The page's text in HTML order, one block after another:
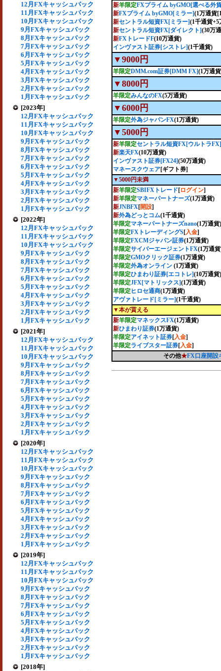
12月FXキャッシュバック
11月FXキャッシュバック
10月FXキャッシュバック
9月FXキャッシュバック
8月FXキャッシュバック
7月FXキャッシュバック
6月FXキャッシュバック
5月FXキャッシュバック
4月FXキャッシュバック
3月FXキャッシュバック
2月FXキャッシュバック
1月FXキャッシュバック
[2023年]
12月FXキャッシュバック
11月FXキャッシュバック
10月FXキャッシュバック
9月FXキャッシュバック
8月FXキャッシュバック
7月FXキャッシュバック
6月FXキャッシュバック
5月FXキャッシュバック
4月FXキャッシュバック
3月FXキャッシュバック
2月FXキャッシュバック
1月FXキャッシュバック
[2022年]
12月FXキャッシュバック
11月FXキャッシュバック
10月FXキャッシュバック
9月FXキャッシュバック
8月FXキャッシュバック
7月FXキャッシュバック
6月FXキャッシュバック
5月FXキャッシュバック
4月FXキャッシュバック
3月FXキャッシュバック
2月FXキャッシュバック
1月FXキャッシュバック
[2021年]
12月FXキャッシュバック
11月FXキャッシュバック
10月FXキャッシュバック
9月FXキャッシュバック
8月FXキャッシュバック
7月FXキャッシュバック
6月FXキャッシュバック
5月FXキャッシュバック
4月FXキャッシュバック
3月FXキャッシュバック
2月FXキャッシュバック
1月FXキャッシュバック
[2020年]
12月FXキャッシュバック
11月FXキャッシュバック
10月FXキャッシュバック
9月FXキャッシュバック
8月FXキャッシュバック
7月FXキャッシュバック
6月FXキャッシュバック
5月FXキャッシュバック
4月FXキャッシュバック
3月FXキャッシュバック
2月FXキャッシュバック
1月FXキャッシュバック
[2019年]
12月FXキャッシュバック
11月FXキャッシュバック
10月FXキャッシュバック
9月FXキャッシュバック
8月FXキャッシュバック
7月FXキャッシュバック
6月FXキャッシュバック
5月FXキャッシュバック
4月FXキャッシュバック
3月FXキャッシュバック
2月FXキャッシュバック
1月FXキャッシュバック
[2018年]
新羊限定FXプライム byGMO[選べる外
新FXプライム byGMO[ミラー](1万通貨
新セントラル短資FX[ミラー](1千通貨+5
新セントラル短資FX[ダイレクト](30万
新FXトレードF(10万通貨)
インヴァスト証券[シストレ](1千通貨)
▼9000円
羊限定DMM.com証券[DMM FX](1万通
▼8000円
羊限定みんなのFX(5万通貨)
▼6000円
羊限定外為ジャパンFX(1万通貨)
▼5000円
新羊限定セントラル短資FX[ウルトラFX]
新楽天FX(10万通貨)
インヴァスト証券[FX24](50万通貨)
マネースクウェア[ギフト券]
▼5000円未満
新羊限定SBIFXトレード [ログイン]
新羊限定マネーパートナーズ(1万通貨)
新JNBFX[開設]
新外為どっとコム(1千通貨)
羊限定マネーパートナーズnano(1万通貨)
羊限定FXトレーディングS[入金]
羊限定FXCMジャパン証券(1万通貨)
羊限定サイバーエージェントFX(1万通
羊限定GMOクリック証券(1万通貨)
羊限定外為オンライン (1万通貨)
羊限定ひまわり証券[エコトレ](10万通貨)
羊限定JFX[マトリックス](1万通貨)
羊限定ヒロセ通商(1万通貨)
アヴァトレード[ミラー](1千通貨)
▼本が貰える
新羊限定マネックスFX(1万通貨)
新ひまわり証券(1万通貨)
羊限定アイネット証券[入金]
羊限定ライブスター証券[入金]
その他★FX口座開設